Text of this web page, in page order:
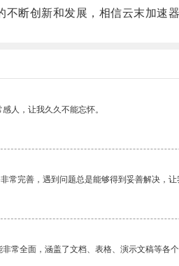
断创新和发展，相信云末加速器
人，让我久久不能忘怀。
常完善，遇到问题总是能够得到妥善解决，让
常全面，涵盖了文档、表格、演示文稿等各